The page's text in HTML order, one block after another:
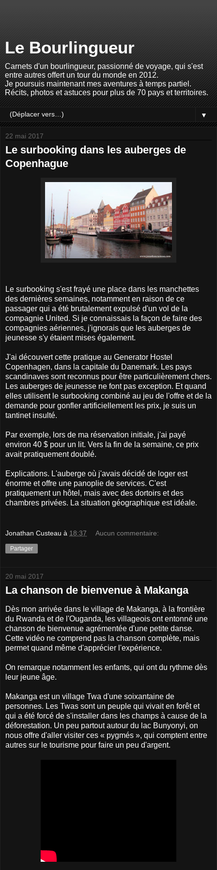
Le Bourlingueur
Carnets d'un bourlingueur, passionné de voyage, qui s'est
entre autres offert un tour du monde en 2012.
Je poursuis maintenant mes aventures à temps partiel.
Récits, photos et astuces pour plus de 70 pays et territoires.
▼
22 mai 2017
Le surbooking dans les auberges de
Copenhague
Le surbooking s'est frayé une place dans les manchettes
des dernières semaines, notamment en raison de ce
passager qui a été brutalement expulsé d'un vol de la
compagnie United. Si je connaissais la façon de faire des
compagnies aériennes, j'ignorais que les auberges de
jeunesse s'y étaient mises également.
J'ai découvert cette pratique au Generator Hostel
Copenhagen, dans la capitale du Danemark. Les pays
scandinaves sont reconnus pour être particulièrement chers.
Les auberges de jeunesse ne font pas exception. Et quand
elles utilisent le surbooking combiné au jeu de l'offre et de la
demande pour gonfler artificiellement les prix, je suis un
tantinet insulté.
Par exemple, lors de ma réservation initiale, j'ai payé
environ 40 $ pour un lit. Vers la fin de la semaine, ce prix
avait pratiquement doublé.
Explications. L'auberge où j'avais décidé de loger est
énorme et offre une panoplie de services. C'est
pratiquement un hôtel, mais avec des dortoirs et des
chambres privées. La situation géographique est idéale.
Jonathan Custeau à 18:37 Aucun commentaire:
Partager
20 mai 2017
La chanson de bienvenue à Makanga
Dès mon arrivée dans le village de Makanga, à la frontière
du Rwanda et de l'Ouganda, les villageois ont entonné une
chanson de bienvenue agrémentée d'une petite danse.
Cette vidéo ne comprend pas la chanson complète, mais
permet quand même d'apprécier l'expérience.
On remarque notamment les enfants, qui ont du rythme dès
leur jeune âge.
Makanga est un village Twa d'une soixantaine de
personnes. Les Twas sont un peuple qui vivait en forêt et
qui a été forcé de s'installer dans les champs à cause de la
déforestation. Un peu partout autour du lac Bunyonyi, on
nous offre d'aller visiter ces « pygmés », qui comptent entre
autres sur le tourisme pour faire un peu d'argent.